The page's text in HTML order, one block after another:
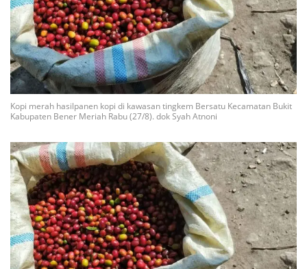
Kopi merah hasilpanen kopi di kawasan tingkem Bersatu Kecamatan Bukit
Kabupaten Bener Meriah Rabu (27/8). dok Syah Atnoni